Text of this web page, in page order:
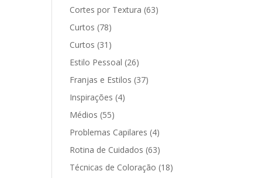
Cortes por Textura (63)
Curtos (78)
Curtos (31)
Estilo Pessoal (26)
Franjas e Estilos (37)
Inspirações (4)
Médios (55)
Problemas Capilares (4)
Rotina de Cuidados (63)
Técnicas de Coloração (18)